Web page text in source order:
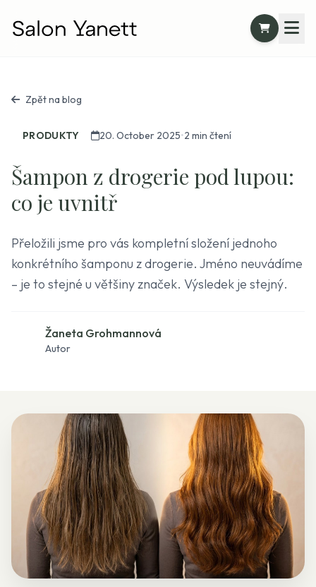
Zpět na blog
PRODUKTY 20. October 2025•2 min čtení
Šampon z drogerie pod lupou:
co je uvnitř
Přeložili jsme pro vás kompletní složení jednoho
konkrétního šamponu z drogerie. Jméno neuvádíme
– je to stejné u většiny značek. Výsledek je stejný.
Žaneta Grohmannová
Autor